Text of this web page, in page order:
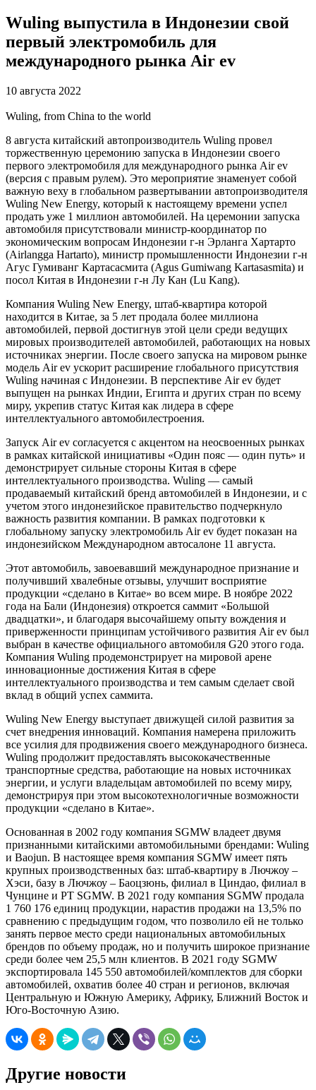
Wuling выпустила в Индонезии свой
первый электромобиль для
международного рынка Air ev
10 августа 2022
Wuling, from China to the world
8 августа китайский автопроизводитель Wuling провел
торжественную церемонию запуска в Индонезии своего
первого электромобиля для международного рынка Air ev
(версия с правым рулем). Это мероприятие знаменует собой
важную веху в глобальном развертывании автопроизводителя
Wuling New Energy, который к настоящему времени успел
продать уже 1 миллион автомобилей. На церемонии запуска
автомобиля присутствовали министр-координатор по
экономическим вопросам Индонезии г-н Эрланга Хартарто
(Airlangga Hartarto), министр промышленности Индонезии г-н
Агус Гумиванг Картасасмита (Agus Gumiwang Kartasasmita) и
посол Китая в Индонезии г-н Лу Кан (Lu Kang).
Компания Wuling New Energy, штаб-квартира которой
находится в Китае, за 5 лет продала более миллиона
автомобилей, первой достигнув этой цели среди ведущих
мировых производителей автомобилей, работающих на новых
источниках энергии. После своего запуска на мировом рынке
модель Air ev ускорит расширение глобального присутствия
Wuling начиная с Индонезии. В перспективе Air ev будет
выпущен на рынках Индии, Египта и других стран по всему
миру, укрепив статус Китая как лидера в сфере
интеллектуального автомобилестроения.
Запуск Air ev согласуется с акцентом на неосвоенных рынках
в рамках китайской инициативы «Один пояс — один путь» и
демонстрирует сильные стороны Китая в сфере
интеллектуального производства. Wuling — самый
продаваемый китайский бренд автомобилей в Индонезии, и с
учетом этого индонезийское правительство подчеркнуло
важность развития компании. В рамках подготовки к
глобальному запуску электромобиль Air ev будет показан на
индонезийском Международном автосалоне 11 августа.
Этот автомобиль, завоевавший международное признание и
получивший хвалебные отзывы, улучшит восприятие
продукции «сделано в Китае» во всем мире. В ноябре 2022
года на Бали (Индонезия) откроется саммит «Большой
двадцатки», и благодаря высочайшему опыту вождения и
приверженности принципам устойчивого развития Air ev был
выбран в качестве официального автомобиля G20 этого года.
Компания Wuling продемонстрирует на мировой арене
инновационные достижения Китая в сфере
интеллектуального производства и тем самым сделает свой
вклад в общий успех саммита.
Wuling New Energy выступает движущей силой развития за
счет внедрения инноваций. Компания намерена приложить
все усилия для продвижения своего международного бизнеса.
Wuling продолжит предоставлять высококачественные
транспортные средства, работающие на новых источниках
энергии, и услуги владельцам автомобилей по всему миру,
демонстрируя при этом высокотехнологичные возможности
продукции «сделано в Китае».
Основанная в 2002 году компания SGMW владеет двумя
признанными китайскими автомобильными брендами: Wuling
и Baojun. В настоящее время компания SGMW имеет пять
крупных производственных баз: штаб-квартиру в Лючжоу –
Хэси, базу в Лючжоу – Баоцзюнь, филиал в Циндао, филиал в
Чунцине и PT SGMW. В 2021 году компания SGMW продала
1 760 176 единиц продукции, нарастив продажи на 13,5% по
сравнению с предыдущим годом, что позволило ей не только
занять первое место среди национальных автомобильных
брендов по объему продаж, но и получить широкое признание
среди более чем 25,5 млн клиентов. В 2021 году SGMW
экспортировала 145 550 автомобилей/комплектов для сборки
автомобилей, охватив более 40 стран и регионов, включая
Центральную и Южную Америку, Африку, Ближний Восток и
Юго-Восточную Азию.
Другие новости